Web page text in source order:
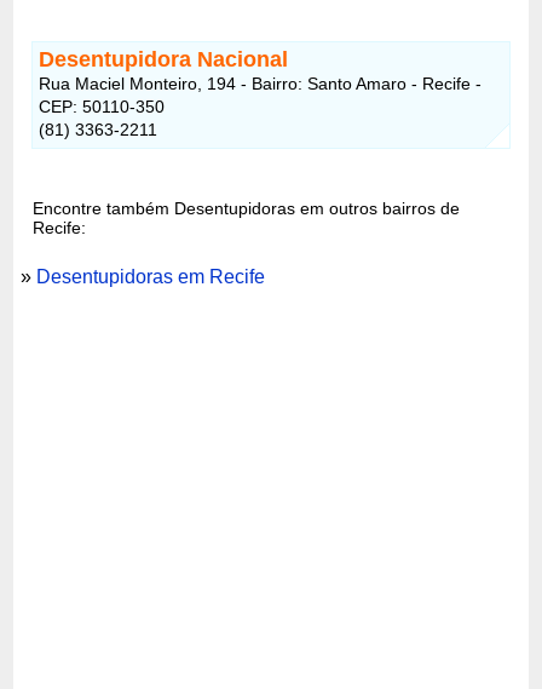
Desentupidora Nacional
Rua Maciel Monteiro, 194 - Bairro: Santo Amaro - Recife -
CEP: 50110-350
(81) 3363-2211
Encontre também Desentupidoras em outros bairros de
Recife:
» Desentupidoras em Recife